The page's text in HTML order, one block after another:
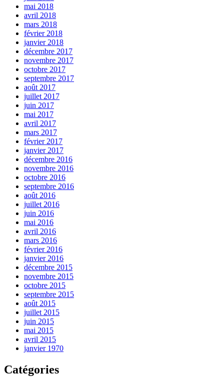
mai 2018
avril 2018
mars 2018
février 2018
janvier 2018
décembre 2017
novembre 2017
octobre 2017
septembre 2017
août 2017
juillet 2017
juin 2017
mai 2017
avril 2017
mars 2017
février 2017
janvier 2017
décembre 2016
novembre 2016
octobre 2016
septembre 2016
août 2016
juillet 2016
juin 2016
mai 2016
avril 2016
mars 2016
février 2016
janvier 2016
décembre 2015
novembre 2015
octobre 2015
septembre 2015
août 2015
juillet 2015
juin 2015
mai 2015
avril 2015
janvier 1970
Catégories